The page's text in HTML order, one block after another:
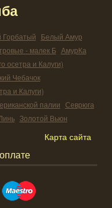
Горбатый Белый Амур
- малек Б АмурКа
осетра и Калуги)
Чебачок
и Калуги)
палии Севрюга
Золотой Вьюн
Карта сайта